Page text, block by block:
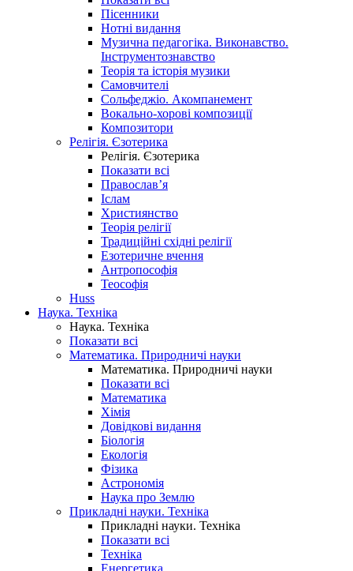
Пісенники
Нотні видання
Музична педагогіка. Виконавство.
Інструментознавство
Теорія та історія музики
Самовчителі
Сольфеджіо. Акомпанемент
Вокально-хорові композиції
Композитори
Релігія. Єзотерика
Релігія. Єзотерика
Показати всі
Православ’я
Іслам
Християнство
Теорія релігії
Традиційні східні релігії
Езотеричне вчення
Антропософія
Теософія
Huss
Наука. Техніка
Наука. Техніка
Показати всі
Математика. Природничі науки
Математика. Природничі науки
Показати всі
Математика
Хімія
Довідкові видання
Біологія
Екологія
Фізика
Астрономія
Наука про Землю
Прикладні науки. Техніка
Прикладні науки. Техніка
Показати всі
Техніка
Енергетика